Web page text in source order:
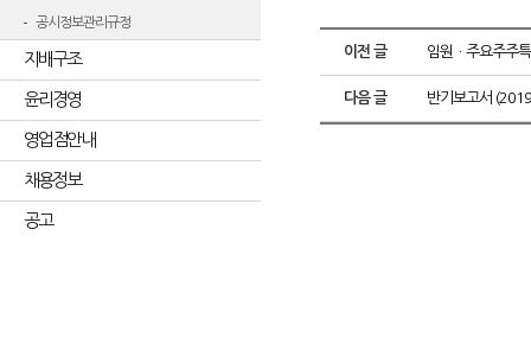
공시정보관리규정
지배구조
윤리경영
영업점안내
채용정보
공고
이전 글 임원ㆍ주요주주
다음 글 반기보고서